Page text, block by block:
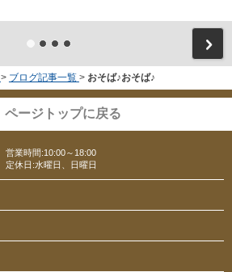
> ブログ記事一覧 > おそば♪おそば♪
ページトップに戻る
営業時間:10:00～18:00
定休日:水曜日、日曜日